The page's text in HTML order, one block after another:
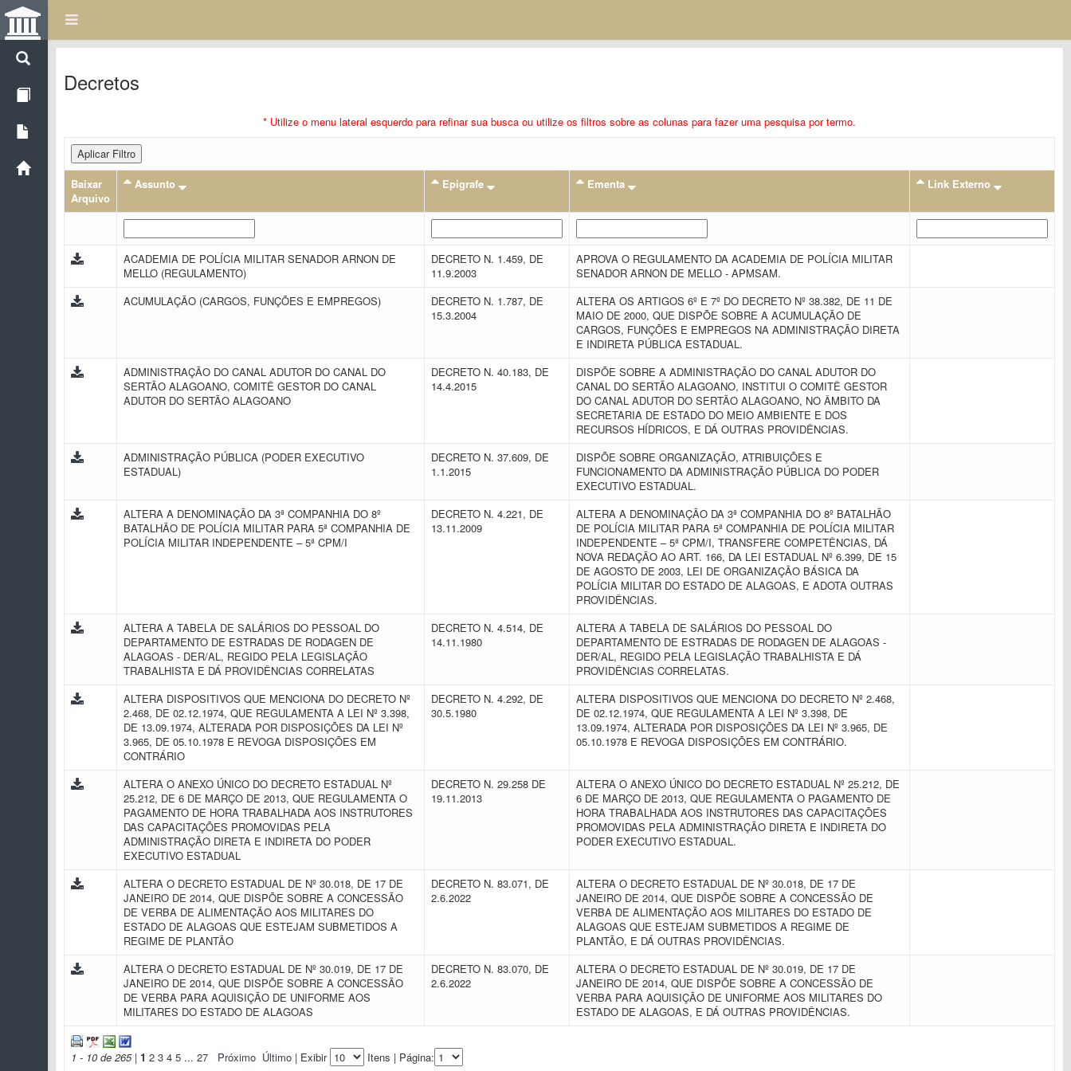
Decretos
* Utilize o menu lateral esquerdo para refinar sua busca ou utilize os filtros sobre as colunas para fazer uma pesquisa por termo.
Aplicar Filtro
Baixar
Arquivo
Assunto Epigrafe Ementa Link Externo
ACADEMIA DE POLÍCIA MILITAR SENADOR ARNON DE
MELLO (REGULAMENTO)
DECRETO N. 1.459, DE
11.9.2003
APROVA O REGULAMENTO DA ACADEMIA DE POLÍCIA MILITAR
SENADOR ARNON DE MELLO - APMSAM.
ACUMULAÇÃO (CARGOS, FUNÇÕES E EMPREGOS)
DECRETO N. 1.787, DE
15.3.2004
ALTERA OS ARTIGOS 6º E 7º DO DECRETO Nº 38.382, DE 11 DE
MAIO DE 2000, QUE DISPÕE SOBRE A ACUMULAÇÃO DE
CARGOS, FUNÇÕES E EMPREGOS NA ADMINISTRAÇÃO DIRETA
E INDIRETA PÚBLICA ESTADUAL.
ADMINISTRAÇÃO DO CANAL ADUTOR DO CANAL DO
SERTÃO ALAGOANO, COMITÊ GESTOR DO CANAL
ADUTOR DO SERTÃO ALAGOANO
DECRETO N. 40.183, DE
14.4.2015
DISPÕE SOBRE A ADMINISTRAÇÃO DO CANAL ADUTOR DO
CANAL DO SERTÃO ALAGOANO, INSTITUI O COMITÊ GESTOR
DO CANAL ADUTOR DO SERTÃO ALAGOANO, NO ÂMBITO DA
SECRETARIA DE ESTADO DO MEIO AMBIENTE E DOS
RECURSOS HÍDRICOS, E DÁ OUTRAS PROVIDÊNCIAS.
ADMINISTRAÇÃO PÚBLICA (PODER EXECUTIVO
ESTADUAL)
DECRETO N. 37.609, DE
1.1.2015
DISPÕE SOBRE ORGANIZAÇÃO, ATRIBUIÇÕES E
FUNCIONAMENTO DA ADMINISTRAÇÃO PÚBLICA DO PODER
EXECUTIVO ESTADUAL.
ALTERA A DENOMINAÇÃO DA 3ª COMPANHIA DO 8º
BATALHÃO DE POLÍCIA MILITAR PARA 5ª COMPANHIA DE
POLÍCIA MILITAR INDEPENDENTE – 5ª CPM/I
DECRETO N. 4.221, DE
13.11.2009
ALTERA A DENOMINAÇÃO DA 3ª COMPANHIA DO 8º BATALHÃO
DE POLÍCIA MILITAR PARA 5ª COMPANHIA DE POLÍCIA MILITAR
INDEPENDENTE – 5ª CPM/I, TRANSFERE COMPETÊNCIAS, DÁ
NOVA REDAÇÃO AO ART. 166, DA LEI ESTADUAL Nº 6.399, DE 15
DE AGOSTO DE 2003, LEI DE ORGANIZAÇÃO BÁSICA DA
POLÍCIA MILITAR DO ESTADO DE ALAGOAS, E ADOTA OUTRAS
PROVIDÊNCIAS.
ALTERA A TABELA DE SALÁRIOS DO PESSOAL DO
DEPARTAMENTO DE ESTRADAS DE RODAGEN DE
ALAGOAS - DER/AL, REGIDO PELA LEGISLAÇÃO
TRABALHISTA E DÁ PROVIDÊNCIAS CORRELATAS
DECRETO N. 4.514, DE
14.11.1980
ALTERA A TABELA DE SALÁRIOS DO PESSOAL DO
DEPARTAMENTO DE ESTRADAS DE RODAGEN DE ALAGOAS -
DER/AL, REGIDO PELA LEGISLAÇÃO TRABALHISTA E DÁ
PROVIDÊNCIAS CORRELATAS.
ALTERA DISPOSITIVOS QUE MENCIONA DO DECRETO Nº
2.468, DE 02.12.1974, QUE REGULAMENTA A LEI Nº 3.398,
DE 13.09.1974, ALTERADA POR DISPOSIÇÕES DA LEI Nº
3.965, DE 05.10.1978 E REVOGA DISPOSIÇÕES EM
CONTRÁRIO
DECRETO N. 4.292, DE
30.5.1980
ALTERA DISPOSITIVOS QUE MENCIONA DO DECRETO Nº 2.468,
DE 02.12.1974, QUE REGULAMENTA A LEI Nº 3.398, DE
13.09.1974, ALTERADA POR DISPOSIÇÕES DA LEI Nº 3.965, DE
05.10.1978 E REVOGA DISPOSIÇÕES EM CONTRÁRIO.
ALTERA O ANEXO ÚNICO DO DECRETO ESTADUAL Nº
25.212, DE 6 DE MARÇO DE 2013, QUE REGULAMENTA O
PAGAMENTO DE HORA TRABALHADA AOS INSTRUTORES
DAS CAPACITAÇÕES PROMOVIDAS PELA
ADMINISTRAÇÃO DIRETA E INDIRETA DO PODER
EXECUTIVO ESTADUAL
DECRETO N. 29.258 DE
19.11.2013
ALTERA O ANEXO ÚNICO DO DECRETO ESTADUAL Nº 25.212, DE
6 DE MARÇO DE 2013, QUE REGULAMENTA O PAGAMENTO DE
HORA TRABALHADA AOS INSTRUTORES DAS CAPACITAÇÕES
PROMOVIDAS PELA ADMINISTRAÇÃO DIRETA E INDIRETA DO
PODER EXECUTIVO ESTADUAL.
ALTERA O DECRETO ESTADUAL DE Nº 30.018, DE 17 DE
JANEIRO DE 2014, QUE DISPÕE SOBRE A CONCESSÃO
DE VERBA DE ALIMENTAÇÃO AOS MILITARES DO
ESTADO DE ALAGOAS QUE ESTEJAM SUBMETIDOS A
REGIME DE PLANTÃO
DECRETO N. 83.071, DE
2.6.2022
ALTERA O DECRETO ESTADUAL DE Nº 30.018, DE 17 DE
JANEIRO DE 2014, QUE DISPÕE SOBRE A CONCESSÃO DE
VERBA DE ALIMENTAÇÃO AOS MILITARES DO ESTADO DE
ALAGOAS QUE ESTEJAM SUBMETIDOS A REGIME DE
PLANTÃO, E DÁ OUTRAS PROVIDÊNCIAS.
ALTERA O DECRETO ESTADUAL DE Nº 30.019, DE 17 DE
JANEIRO DE 2014, QUE DISPÕE SOBRE A CONCESSÃO
DE VERBA PARA AQUISIÇÃO DE UNIFORME AOS
MILITARES DO ESTADO DE ALAGOAS
DECRETO N. 83.070, DE
2.6.2022
ALTERA O DECRETO ESTADUAL DE Nº 30.019, DE 17 DE
JANEIRO DE 2014, QUE DISPÕE SOBRE A CONCESSÃO DE
VERBA PARA AQUISIÇÃO DE UNIFORME AOS MILITARES DO
ESTADO DE ALAGOAS, E DÁ OUTRAS PROVIDÊNCIAS.
1 - 10 de 265| 1 2 3 4 5 ... 27 Próximo Último | Exibir Itens | Página: